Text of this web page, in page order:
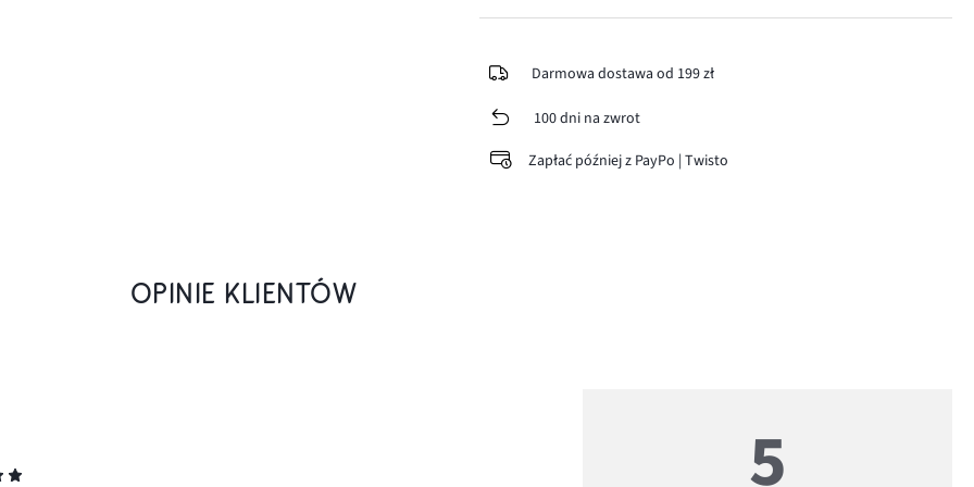
Darmowa dostawa od 199 zł
100 dni na zwrot
Zapłać później z PayPo | Twisto
OPINIE KLIENTÓW
5